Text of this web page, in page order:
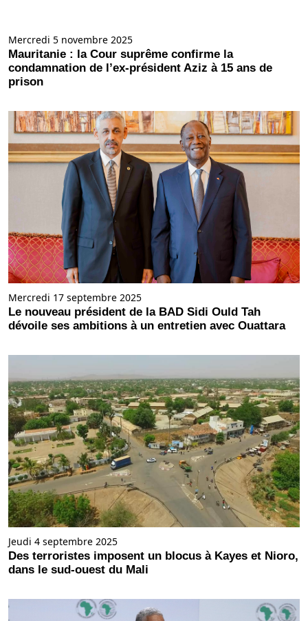
Mercredi 5 novembre 2025
Mauritanie : la Cour suprême confirme la
condamnation de l’ex-président Aziz à 15 ans de
prison
Mercredi 17 septembre 2025
Le nouveau président de la BAD Sidi Ould Tah
dévoile ses ambitions à un entretien avec Ouattara
Jeudi 4 septembre 2025
Des terroristes imposent un blocus à Kayes et Nioro,
dans le sud-ouest du Mali